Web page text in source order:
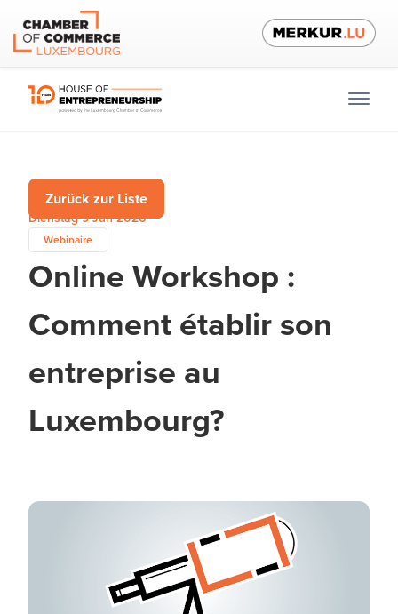
Zurück zur Liste
Dienstag 9 Jun 2026
Webinaire
Online Workshop :
Comment établir son
entreprise au
Luxembourg?